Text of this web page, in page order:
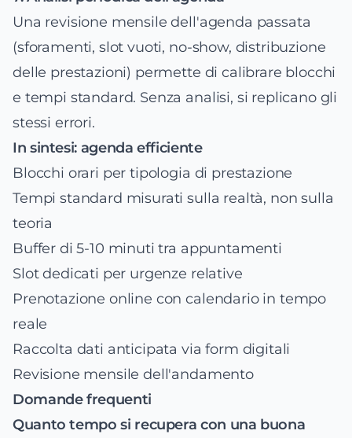
Una revisione mensile dell'agenda passata
(sforamenti, slot vuoti, no-show, distribuzione
delle prestazioni) permette di calibrare blocchi
e tempi standard. Senza analisi, si replicano gli
stessi errori.
In sintesi: agenda efficiente
Blocchi orari per tipologia di prestazione
Tempi standard misurati sulla realtà, non sulla
teoria
Buffer di 5-10 minuti tra appuntamenti
Slot dedicati per urgenze relative
Prenotazione online con calendario in tempo
reale
Raccolta dati anticipata via form digitali
Revisione mensile dell'andamento
Domande frequenti
Quanto tempo si recupera con una buona